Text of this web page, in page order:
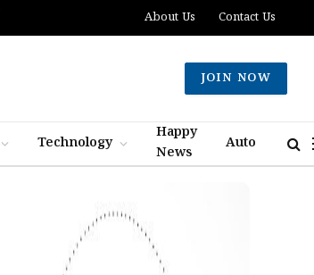
About Us Contact Us
JOIN NOW
Technology
Happy
News
Auto